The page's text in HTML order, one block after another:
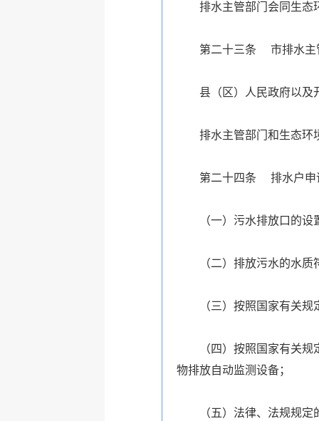
排水主管部门会同生态
第二十三条 市排水主
县（区）人民政府以及
排水主管部门和生态环
第二十四条 排水户申
（一）污水排放口的
（二）排放污水的水
（三）按照国家有关
（四）按照国家有关
物排放自动监测设备；
（五）法律、法规规定